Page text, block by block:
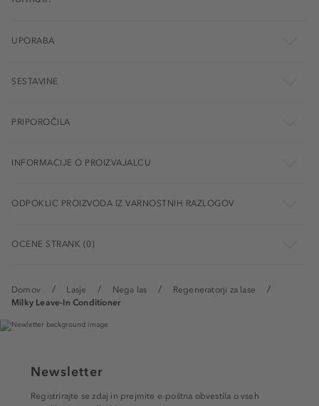
Domov Lasje Nega las
Regeneratorji za lase
Milky Leave-In Conditioner
UPORABA
SESTAVINE
PRIPOROČILA
INFORMACIJE O PROIZVAJALCU
ODPOKLIC PROIZVODA IZ VARNOSTNIH RAZLOGOV
OCENE STRANK (0)
Newsletter
Registrirajte se zdaj in prejmite e-poštna obvestila o vseh